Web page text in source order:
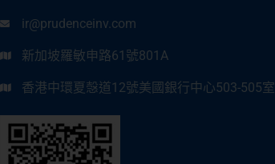
ir@prudenceinv.com
新加坡羅敏申路61號801A
香港中環夏愨道12號美國銀行中心503-505室